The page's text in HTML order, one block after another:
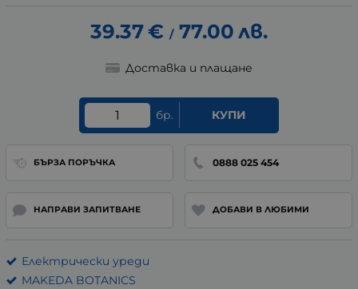
39.37€ / 77.00 лв.
Доставка и плащане
бр. КУПИ
БЪРЗА ПОРЪЧКА 0888 025 454
НАПРАВИ ЗАПИТВАНЕ ДОБАВИ В ЛЮБИМИ
Електрически уреди
MAKEDA BOTANICS